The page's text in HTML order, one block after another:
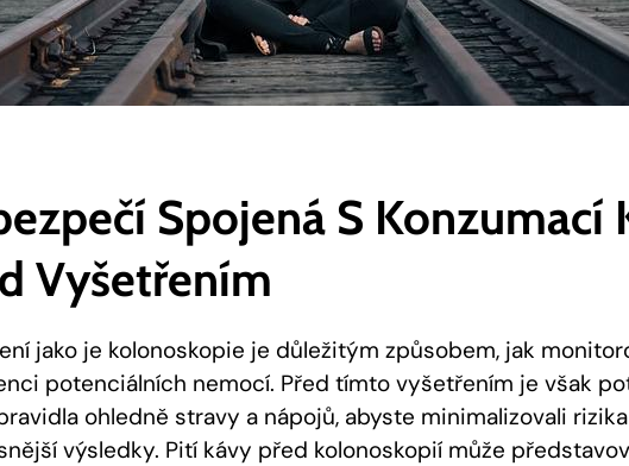
Spojená S Konzumací
Vyšetřením
jako je kolonoskopie je důležitým způsobem, jak
potenciálních nemocí. Před tímto vyšetřením je však
ohledně stravy a nápojů, abyste minimalizovali
výsledky. Pití kávy před kolonoskopií může